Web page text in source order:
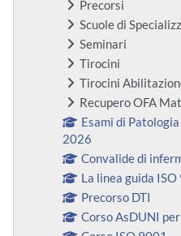
Precorsi
Scuole di
Seminari
Tirocini
Tirocini
Recupero OFA
Esami di
2026
Convalide di
La linea guida
Precorso DTI
Corso AsDUNI